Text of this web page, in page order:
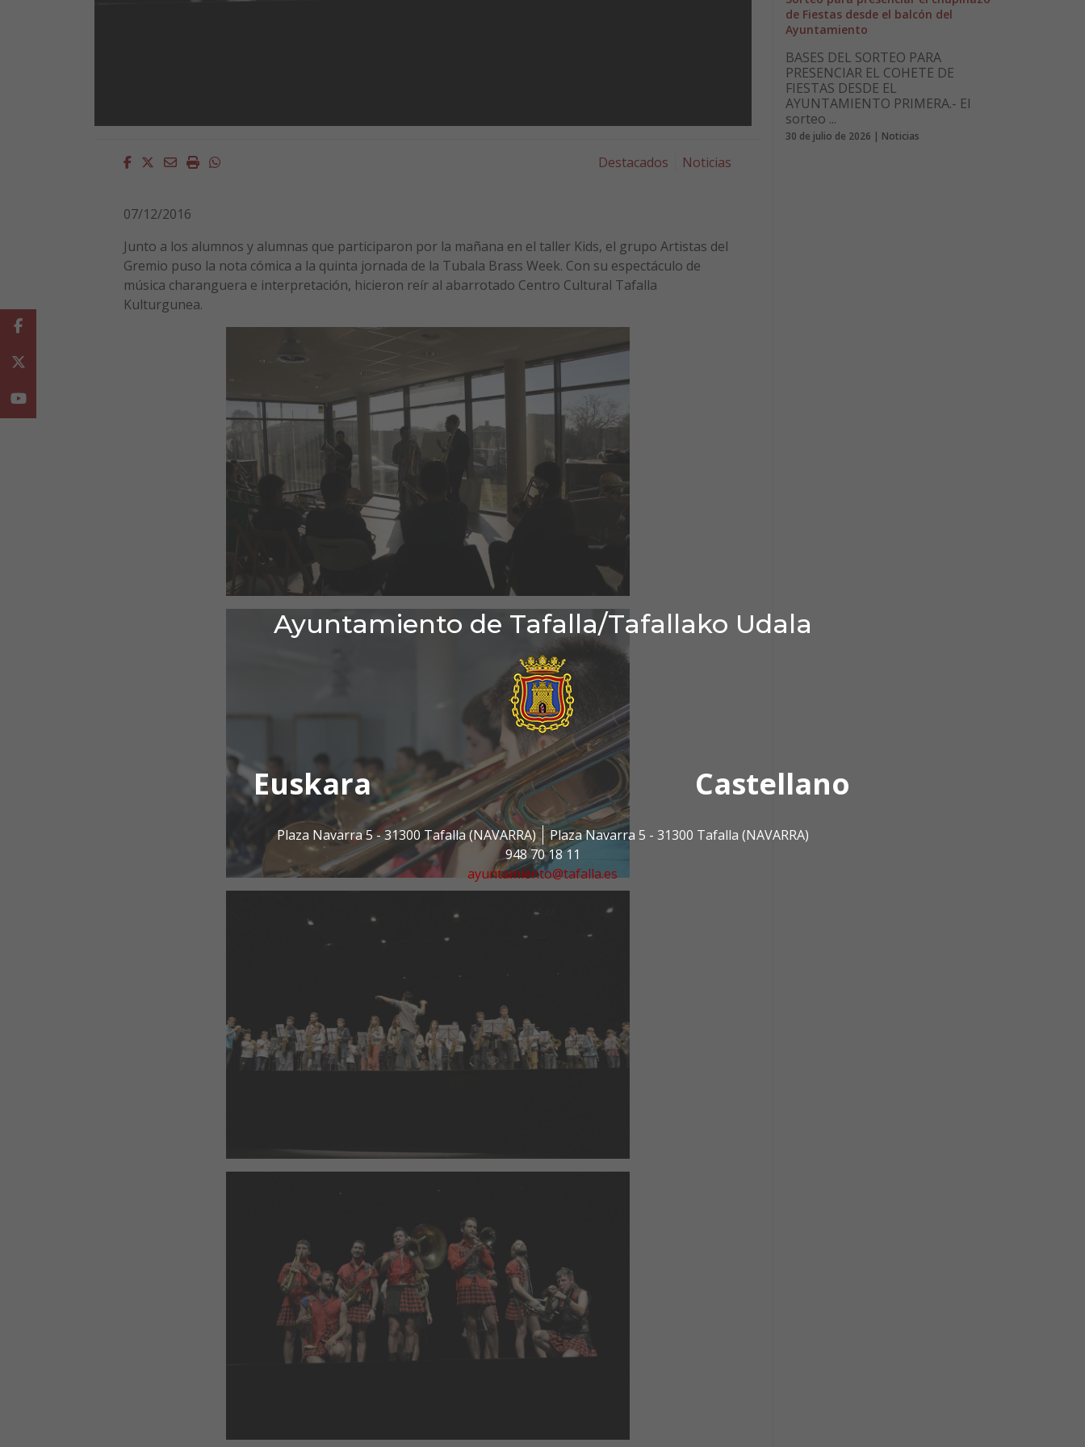
Ayuntamiento de Tafalla/Tafallako Udala
Euskara Castellano
Plaza Navarra 5 - 31300 Tafalla (NAVARRA)
Plaza Navarra 5 - 31300 Tafalla (NAVARRA)
948 70 18 11
ayuntamiento@tafalla.es
Facebook
Twitter
EmailImprimirWhatsapp Destacados Noticias
07/12/2016
Junto a los alumnos y alumnas que participaron por la mañana en el taller Kids, el grupo Artistas del
Gremio puso la nota cómica a la quinta jornada de la Tubala Brass Week. Con su espectáculo de
música charanguera e interpretación, hicieron reír al abarrotado Centro Cultural Tafalla
Kulturgunea.
de Fiestas desde el balcón del
Ayuntamiento
BASES DEL SORTEO PARA
PRESENCIAR EL COHETE DE
FIESTAS DESDE EL
AYUNTAMIENTO PRIMERA.- El
sorteo ...
30 de julio de 2026 | Noticias
Facebook
Youtube